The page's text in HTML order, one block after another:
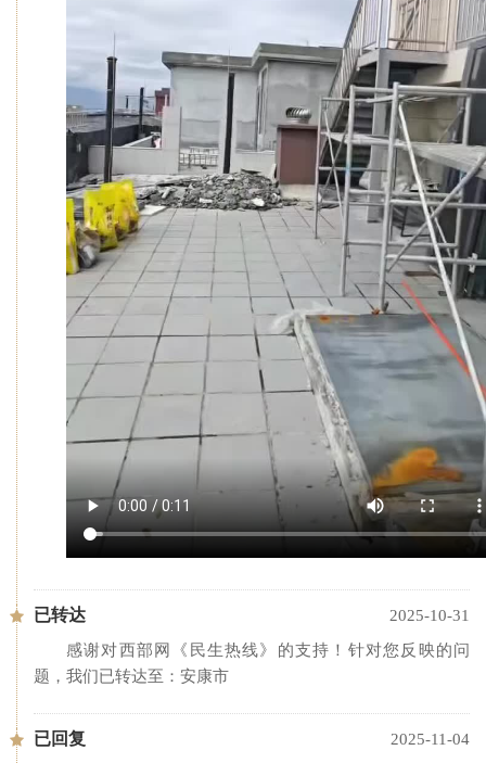
已转达
2025-10-31
感谢对西部网《民生热线》的支持！针对您反映的问
题，我们已转达至：安康市
已回复
2025-11-04